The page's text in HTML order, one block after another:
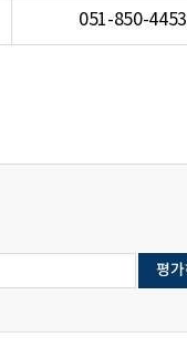
051-850-4453